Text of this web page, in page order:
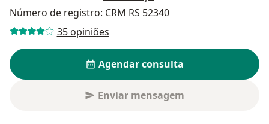
Número de registro: CRM RS 52340
35 opiniões
Agendar consulta
Enviar mensagem